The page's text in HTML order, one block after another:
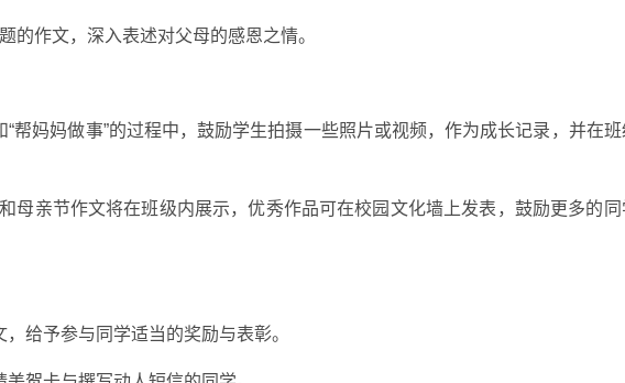
的作文，深入表述对父母的感恩之情。
“帮妈妈做事”的过程中，鼓励学生拍摄一些照片或视频，作为成长记录，并在
母亲节作文将在班级内展示，优秀作品可在校园文化墙上发表，鼓励更多的
给予参与同学适当的奖励与表彰。